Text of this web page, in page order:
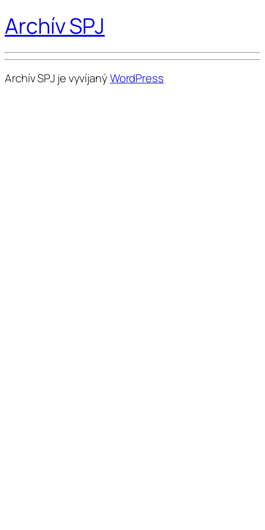
Archív SPJ
Archív SPJ je vyvíjanýWordPress